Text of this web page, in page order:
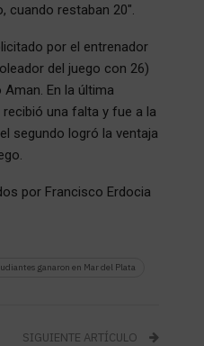
cuando restaban 20″.
por el entrenador
del juego con 26)
En la última
una falta y fue a la
segundo logró la ventaja
por Francisco Erdocia
ganaron en Mar del Plata
SIGUIENTE ARTÍCULO